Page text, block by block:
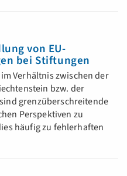
von EU-
bei Stiftungen
Verhältnis zwischen der
bzw. der
grenzüberschreitende
Perspektiven zu
häufig zu fehlerhaften